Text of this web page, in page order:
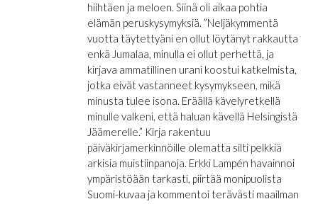
hiihtäen ja meloen. Siinä oli aikaa pohtia
elämän peruskysymyksiä. ”Neljäkymmentä
vuotta täytettyäni en ollut löytänyt rakkautta
enkä Jumalaa, minulla ei ollut perhettä, ja
kirjava ammatillinen urani koostui katkelmista,
jotka eivät vastanneet kysymykseen, mikä
minusta tulee isona. Eräällä kävelyretkellä
minulle valkeni, että haluan kävellä Helsingistä
Jäämerelle.” Kirja rakentuu
päiväkirjamerkinnöille olematta silti pelkkiä
arkisia muistiinpanoja. Erkki Lampén havainnoi
ympäristöään tarkasti, piirtää monipuolista
Suomi-kuvaa ja kommentoi terävästi maailman